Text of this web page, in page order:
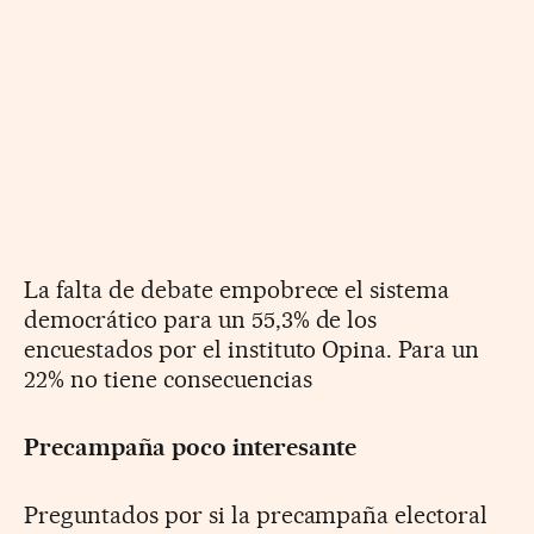
La falta de debate empobrece el sistema
democrático para un 55,3% de los
encuestados por el instituto Opina. Para un
22% no tiene consecuencias
Precampaña poco interesante
Preguntados por si la precampaña electoral